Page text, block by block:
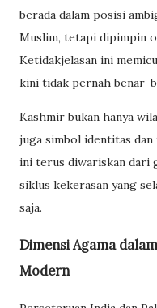
berada dalam posisi
Muslim, tetapi dipimpin
Ketidakjelasan ini
kini tidak pernah benar-
Kashmir bukan hanya
juga simbol identitas
ini terus diwariskan dari
siklus kekerasan yang
saja.
Dimensi Agama
Modern